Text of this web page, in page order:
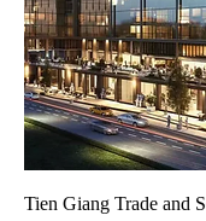
Tien Giang Trade and